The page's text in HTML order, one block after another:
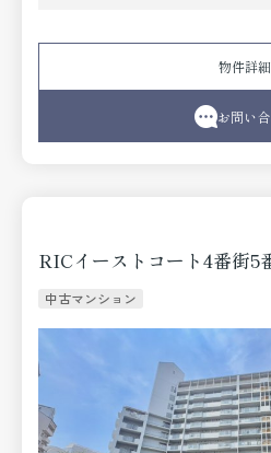
す。不動産のことでお悩みなら
さい。経験豊富なプロのスタッ
いたします。ご連絡はメール又
物件詳細
お問い
RICイーストコート4番街5
中古マンション